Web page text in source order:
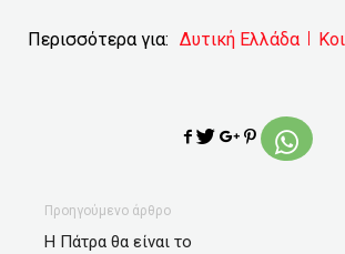
Περισσότερα για: Δυτική Ελλάδα
Προηγούμενο άρθρο
Η Πάτρα θα είναι το